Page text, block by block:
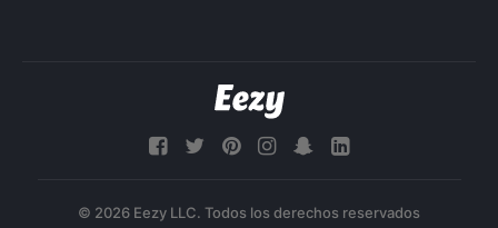
© 2026 Eezy LLC. Todos los derechos reservados